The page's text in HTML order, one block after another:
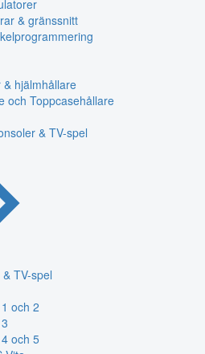
& gränssnitt
& hjälmhållare
och Toppcasehållare
& TV-spel
TV-spel
och 2
och 5